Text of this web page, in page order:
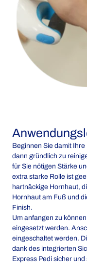
Beginnen Sie damit
dann gründlich zu
für Sie nötigen Stärke
extra starke Rolle ist
hartnäckige Hornhaut,
Hornhaut am Fuß und
Finish.
Um anfangen zu
eingesetzt werden.
eingeschaltet werden.
dank des integrierten
Express Pedi sicher und